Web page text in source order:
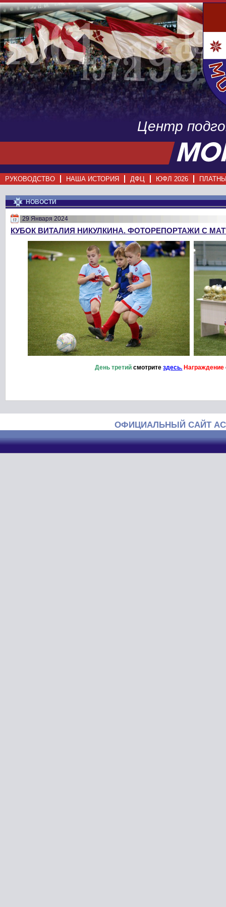
Центр
РУКОВОДСТВО НАША ИСТОРИЯ ДФЦ ЮФЛ 2026
НОВОСТИ
29 Января 2024
КУБОК ВИТАЛИЯ НИКУЛКИНА. ФОТОРЕПОРТАЖИ С
День третий смотритездесь. Награждение
ОФИЦИАЛЬНЫЙ САЙТ